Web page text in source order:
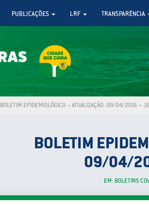
PUBLICAÇÕES LRF TRANSPARÊNCIA
BOLETIM EPIDEMIOLÓGICO – ATUALIZAÇÃO: 09/04/2021 –
BOLETIM
09/04/
EM: BOLETINS